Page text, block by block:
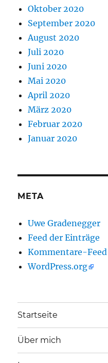
Oktober 2020
September 2020
August 2020
Juli 2020
Juni 2020
Mai 2020
April 2020
März 2020
Februar 2020
Januar 2020
META
Uwe Gradenegger
Feed der Einträge
Kommentare-Feed
WordPress.org
Startseite
Über mich